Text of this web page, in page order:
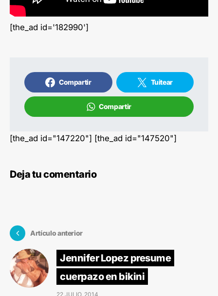
[the_ad id='182990']
Compartir Tuitear
Compartir
[the_ad id="147220"] [the_ad id="147520"]
Deja tu comentario
Artículo anterior
Jennifer Lopez presume
cuerpazo en bikini
22 JULIO, 2014